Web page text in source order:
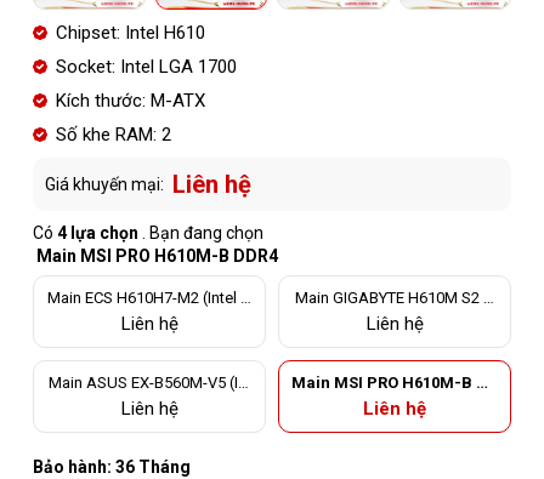
Chipset: Intel H610
Socket: Intel LGA 1700
Kích thước: M-ATX
Số khe RAM: 2
Giá khuyến mại: Liên hệ
Có 4 lựa chọn
. Bạn đang chọn
Main MSI PRO H610M-B DDR4
Main ECS H610H7-M2 (Intel H
610, Socket 1700, m-ATX, 2 k
he RAM DDR4)
Liên hệ
Main GIGABYTE H610M S2 D
DR4
Liên hệ
Main ASUS EX-B560M-V5 (Int
el B560, Socket 1200, m-ATX,
2 khe Ram DDR4)
Liên hệ
Main MSI PRO H610M-B DD
R4
Liên hệ
Bảo hành: 36 Tháng